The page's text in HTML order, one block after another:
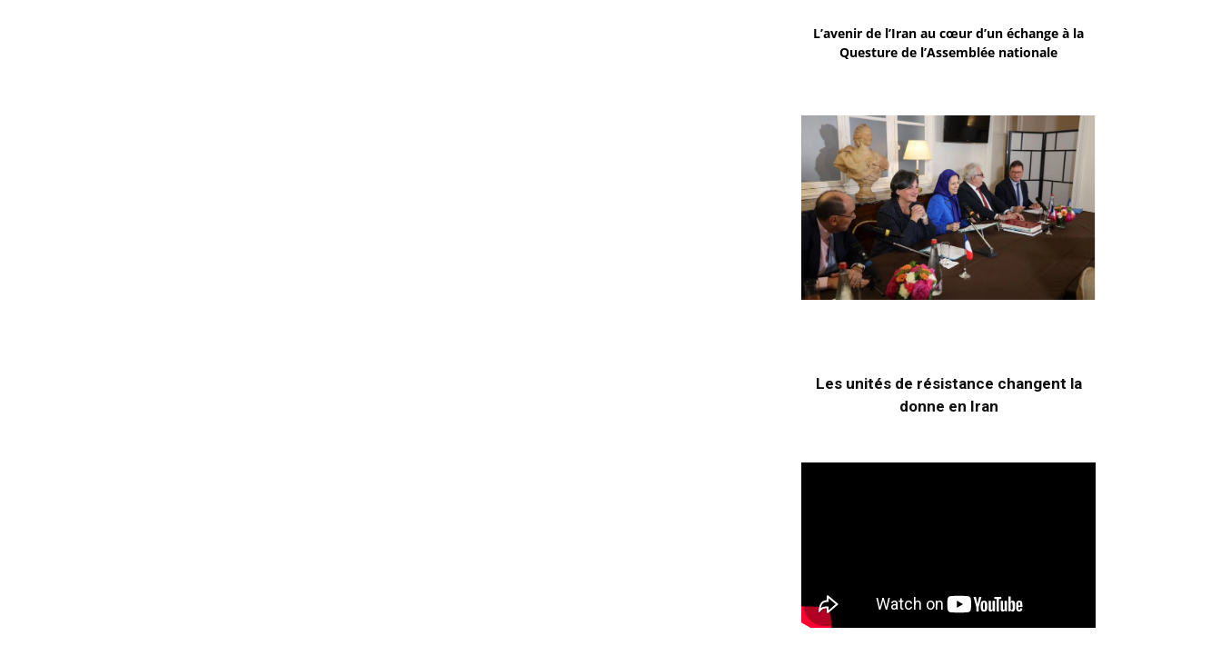
L’avenir de l’Iran au cœur d’un échange à la
Questure de l’Assemblée nationale
Les unités de résistance changent la
donne en Iran